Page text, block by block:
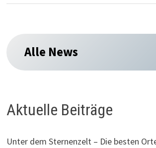
Alle News
Aktuelle Beiträge
Unter dem Sternenzelt – Die besten